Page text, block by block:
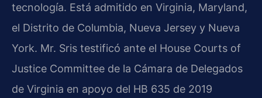
tecnología. Está admitido en Virginia, Maryland,
el Distrito de Columbia, Nueva Jersey y Nueva
York. Mr. Sris testificó ante el House Courts of
Justice Committee de la Cámara de Delegados
de Virginia en apoyo del HB 635 de 2019